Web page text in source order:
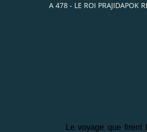
A 478 - LE ROI PRAJIDAPOK
Le voyage que